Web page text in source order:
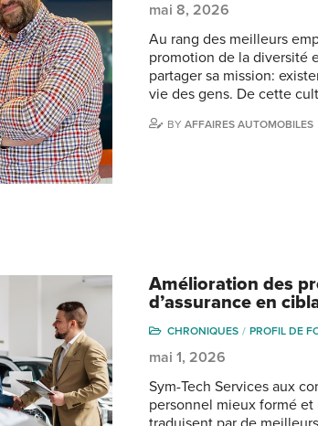
mai 8, 2026
Au rang des meilleurs
promotion de la diversité
partager sa mission:
vie des gens. De cette
BYAFFAIRES AUTOMOBILES
Amélioration des
d’assurance en
CHRONIQUES PROFIL DE
mai 1, 2026
Sym-Tech Services aux
personnel mieux formé